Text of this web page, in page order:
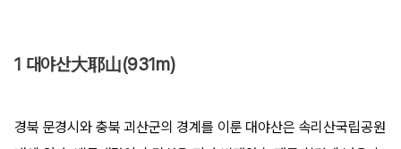
1 대야산大耶山(931m)
경북 문경시와 충북 괴산군의 경계를 이룬 대야산은 속리산국립공원